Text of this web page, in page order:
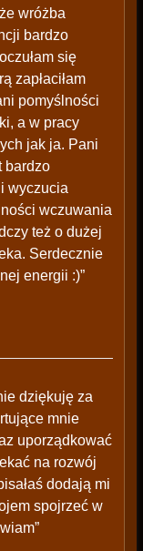
wróżba
bardzo
się
zapłaciłam
pomyślności
a w pracy
jak ja. Pani
bardzo
wyczucia
wczuwania
też o dużej
Serdecznie
energii :)”
dziękuję za
mnie
uporządkować
na rozwój
dodają mi
spojrzeć w